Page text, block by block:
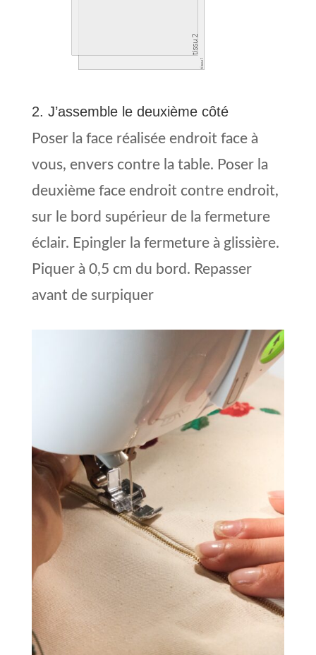
2. J’assemble le deuxième côté
Poser la face réalisée endroit face à
vous, envers contre la table. Poser la
deuxième face endroit contre endroit,
sur le bord supérieur de la fermeture
éclair. Epingler la fermeture à glissière.
Piquer à 0,5 cm du bord. Repasser
avant de surpiquer